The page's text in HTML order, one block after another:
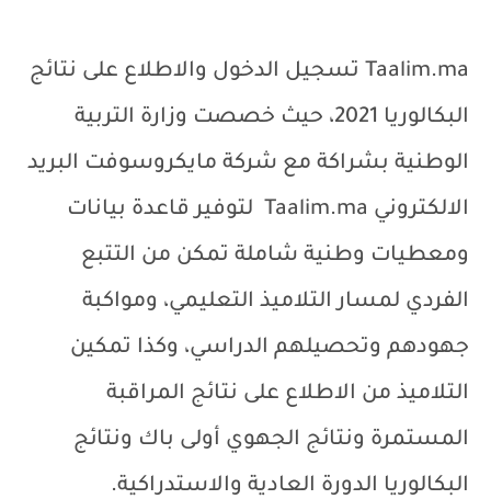
Taalim.ma تسجيل الدخول والاطلاع على نتائج
البكالوريا 2021، حيث خصصت وزارة التربية
الوطنية بشراكة مع شركة مايكروسوفت البريد
الالكتروني Taalim.ma
لتوفير قاعدة بيانات
ومعطيات وطنية شاملة تمكن من التتبع
الفردي لمسار التلاميذ التعليمي، ومواكبة
جهودهم وتحصيلهم الدراسي، وكذا تمكين
التلاميذ من الاطلاع على نتائج المراقبة
المستمرة ونتائج الجهوي أولى باك ونتائج
البكالوريا الدورة العادية والاستدراكية.